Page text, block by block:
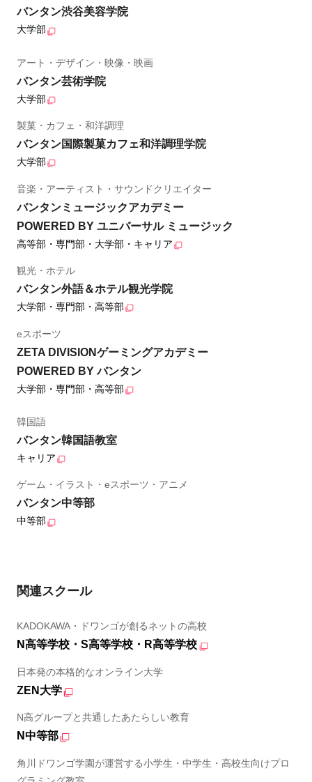
バンタン渋谷美容学院
大学部
アート・デザイン・映像・映画
バンタン芸術学院
大学部
製菓・カフェ・和洋調理
バンタン国際製菓カフェ和洋調理学院
大学部
音楽・アーティスト・サウンドクリエイター
バンタンミュージックアカデミー
POWERED BY ユニバーサル ミュージック
高等部・専門部・大学部・キャリア
観光・ホテル
バンタン外語＆ホテル観光学院
大学部・専門部・高等部
eスポーツ
ZETA DIVISIONゲーミングアカデミー
POWERED BY バンタン
大学部・専門部・高等部
韓国語
バンタン韓国語教室
キャリア
ゲーム・イラスト・eスポーツ・アニメ
バンタン中等部
中等部
関連スクール
KADOKAWA・ドワンゴが創るネットの高校
N高等学校・S高等学校・R高等学校
日本発の本格的なオンライン大学
ZEN大学
N高グループと共通したあたらしい教育
N中等部
角川ドワンゴ学園が運営する小学生・中学生・高校生向けプロ